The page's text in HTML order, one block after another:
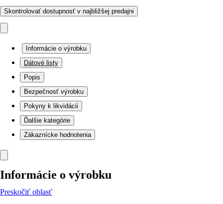
Skontrolovať dostupnosť v najbližšej predajni
Informácie o výrobku
Dátové listy
Popis
Bezpečnosť výrobku
Pokyny k likvidácii
Ďalšie kategórie
Zákaznícke hodnotenia
Informácie o výrobku
Preskočiť oblasť